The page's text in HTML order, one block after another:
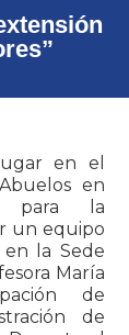
en el
en
para la
un equipo
la Sede
María
de
de